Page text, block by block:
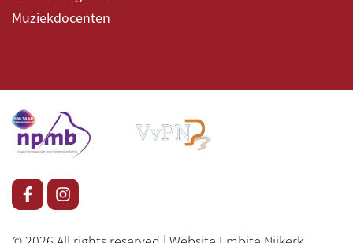
Muziekdocenten